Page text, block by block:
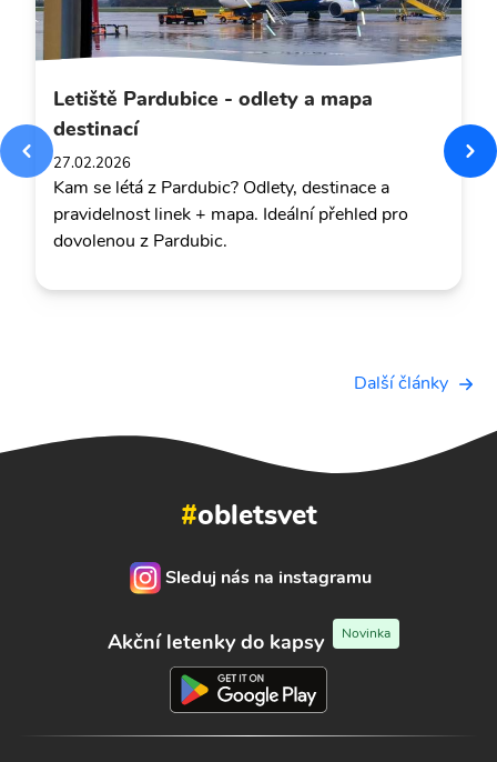
Letiště Pardubice - odlety a mapa
destinací
27.02.2026
Kam se létá z Pardubic? Odlety, destinace a
pravidelnost linek + mapa. Ideální přehled pro
dovolenou z Pardubic.
Další články
#obletsvet
Sleduj nás na instagramu
Akční letenky do kapsy Novinka